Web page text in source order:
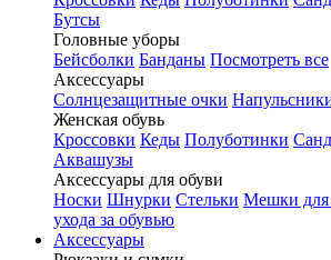
Бутсы
Головные уборы
Бейсболки Банданы Посмотреть все
Аксессуары
Солнцезащитные очки
Женская обувь
Кроссовки Кеды Полуботинки
Аквашузы
Аксессуары для обуви
Носки Шнурки Стельки Мешки для
ухода за обувью
Аксессуары